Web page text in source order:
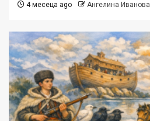
4 месеца ago Ангелина Иванова